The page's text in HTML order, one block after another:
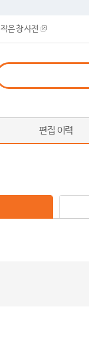
작은 창 사전
편집 이력